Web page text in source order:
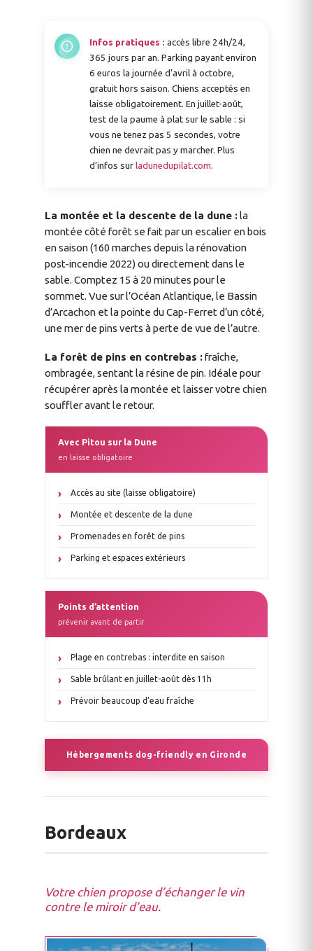
Infos pratiques : accès libre 24h/24,
365 jours par an. Parking payant environ
6 euros la journée d’avril à octobre,
gratuit hors saison. Chiens acceptés en
laisse obligatoirement. En juillet-août,
test de la paume à plat sur le sable : si
vous ne tenez pas 5 secondes, votre
chien ne devrait pas y marcher. Plus
d’infos sur ladunedupilat.com.
La montée et la descente de la dune :la
montée côté forêt se fait par un escalier en bois
en saison (160 marches depuis la rénovation
post-incendie 2022) ou directement dans le
sable. Comptez 15 à 20 minutes pour le
sommet. Vue sur l’Océan Atlantique, le Bassin
d’Arcachon et la pointe du Cap-Ferret d’un côté,
une mer de pins verts à perte de vue de l’autre.
La forêt de pins en contrebas :fraîche,
ombragée, sentant la résine de pin. Idéale pour
récupérer après la montée et laisser votre chien
souffler avant le retour.
Avec Pitou sur la Dune
en laisse obligatoire
Accès au site (laisse obligatoire)
Montée et descente de la dune
Promenades en forêt de pins
Parking et espaces extérieurs
Points d’attention
prévenir avant de partir
Plage en contrebas : interdite en saison
Sable brûlant en juillet-août dès 11h
Prévoir beaucoup d’eau fraîche
Hébergements dog-friendly en Gironde
Bordeaux
Votre chien propose d’échanger le vin
contre le miroir d’eau.